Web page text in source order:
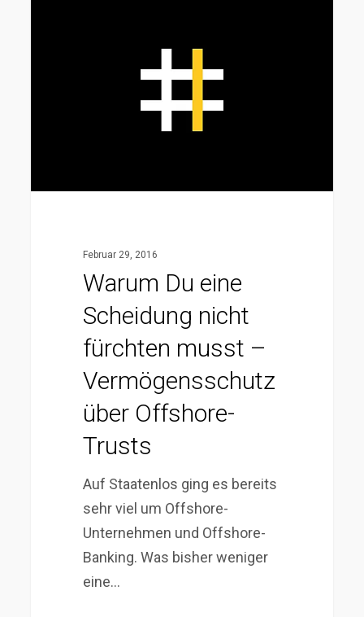
Vermögensschutz
Februar 29, 2016
Warum Du eine
Scheidung nicht
fürchten musst –
Vermögensschutz
über Offshore-
Trusts
Auf Staatenlos ging es bereits
sehr viel um Offshore-
Unternehmen und Offshore-
Banking. Was bisher weniger
eine…